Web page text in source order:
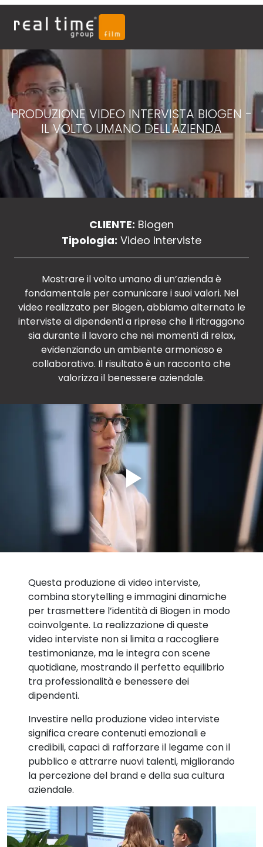
PRODUZIONE VIDEO INTERVISTA BIOGEN -
IL VOLTO UMANO DELL'AZIENDA
CLIENTE: Biogen
Tipologia: Video Interviste
Mostrare il volto umano di un’azienda è
fondamentale per comunicare i suoi valori. Nel
video realizzato per Biogen, abbiamo alternato le
interviste ai dipendenti a riprese che li ritraggono
sia durante il lavoro che nei momenti di relax,
evidenziando un ambiente armonioso e
collaborativo. Il risultato è un racconto che
valorizza il benessere aziendale.
Questa produzione di video interviste,
combina storytelling e immagini dinamiche
per trasmettere l’identità di Biogen in modo
coinvolgente. La realizzazione di queste
video interviste non si limita a raccogliere
testimonianze, ma le integra con scene
quotidiane, mostrando il perfetto equilibrio
tra professionalità e benessere dei
dipendenti.
Investire nella produzione video interviste
significa creare contenuti emozionali e
credibili, capaci di rafforzare il legame con il
pubblico e attrarre nuovi talenti, migliorando
la percezione del brand e della sua cultura
aziendale.